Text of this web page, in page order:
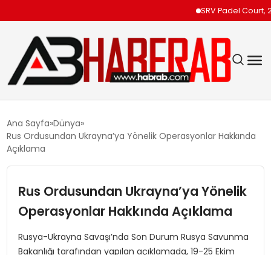
SRV Padel Court, 24
EKONOMI
TEKNOLOJI
SPOR
Ana Sayfa Dünya
Rus Ordusundan Ukrayna’ya Yönelik Operasyonlar Hakkında
Açıklama
Rus Ordusundan Ukrayna’ya Yönelik
Operasyonlar Hakkında Açıklama
Rusya-Ukrayna Savaşı’nda Son Durum Rusya Savunma
Bakanlığı tarafından yapılan açıklamada, 19-25 Ekim